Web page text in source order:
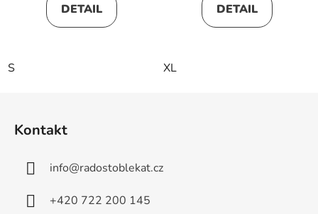
DETAIL
S
DETAIL
XL
Kontakt
info@radostoblekat.cz
+420 722 200 145